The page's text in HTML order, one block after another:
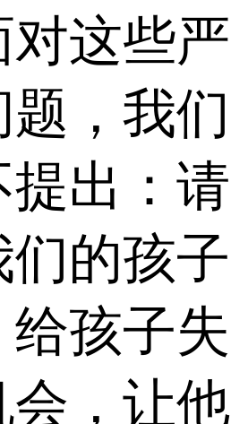
对这些严
，我们
提出：请
们的孩子
给孩子失
会，让他